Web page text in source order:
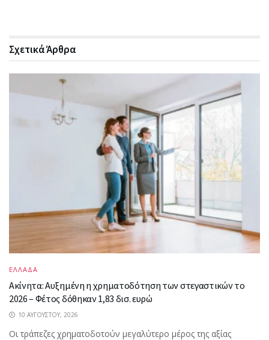
ΣχετικάΆρθρα
ΕΛΛΑΔΑ
Ακίνητα: Αυξημένη η χρηματοδότηση των στεγαστικών το
2026 – Φέτος δόθηκαν 1,83 δισ. ευρώ
10 ΑΥΓΟΎΣΤΟΥ, 2026
Οι τράπεζες χρηματοδοτούν μεγαλύτερο μέρος της αξίας